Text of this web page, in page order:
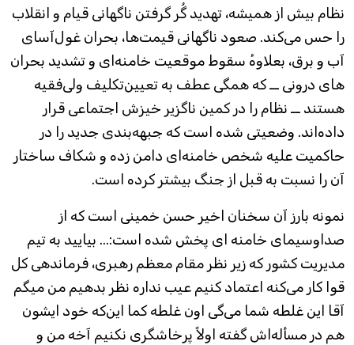
نظام بیش از همیشه، تهدید گُر گرفتن ناگهانی قیام و انقلاب
را حس می‌کند. صعود ناگهانی قیمت‌ها، بحران غول‌آسای
آب و برق، بعلاوه‌ٔ سقوط موقعیت خامنه‌ای و تشدید بحران
های درونی ــ که همگی عطف به تعیین‌تکلیف ولی‌فقیه
هستند ــ نظام را در کمین ناگزیر خیزش اجتماعی قرار
داده‌اند. وضعیتی شده است که جبهه‌بندی جدید را در
حاکمیت علیه شخص خامنه‌ای دامن زده و شکاف ساختار
آن را نسبت به قبل از جنگ بیشتر کرده است.
نمونه بارز آن سخنان اخیر حسن خمینی است که از
صداوسیمای خامنه ای پخش شده است:... بیایید به تیم
مدیریت کشور که زیر نظر مقام معظم رهبری، فرماندهی کل
قوا کار می‌کنه اعتماد کنیم عیب نداره نظر بدهیم من میگم
آقا این غلطه شما می‌گی اون غلطه کما این‌که خود ایشون
هم در مسأله‌اش گفته اولاً پرخاشگری نکنیم آخه من و